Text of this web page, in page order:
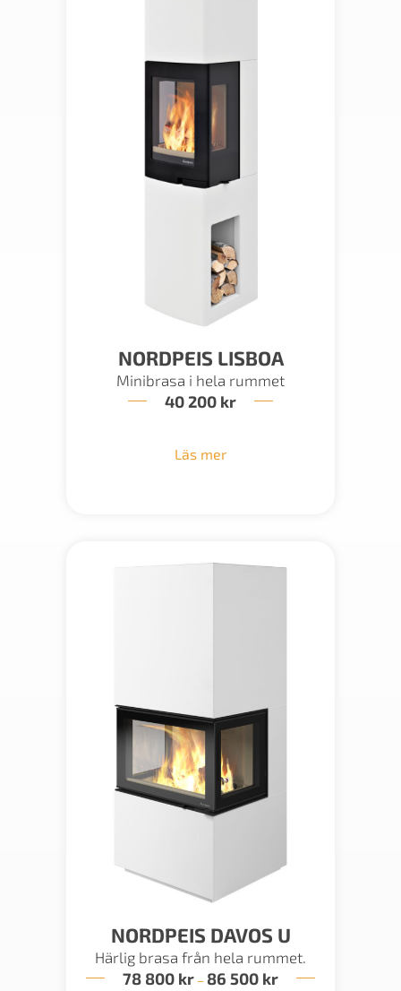
NORDPEIS LISBOA
Minibrasa i hela rummet
40 200 kr
Läs mer
NORDPEIS DAVOS U
Härlig brasa från hela rummet.
78 800 kr – 86 500 krPrisintervall: